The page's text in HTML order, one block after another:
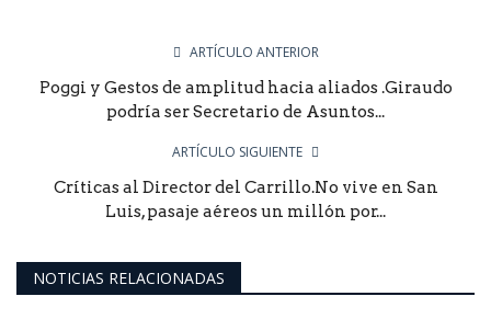
ARTÍCULO ANTERIOR
Poggi y Gestos de amplitud hacia aliados .Giraudo
podría ser Secretario de Asuntos...
ARTÍCULO SIGUIENTE
Críticas al Director del Carrillo.No vive en San
Luis, pasaje aéreos un millón por...
NOTICIAS RELACIONADAS